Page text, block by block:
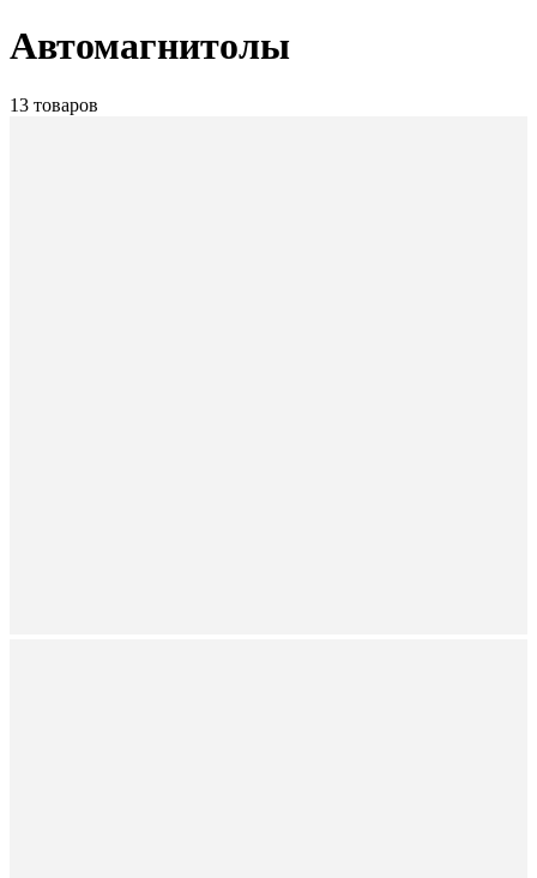
Автомагнитолы
13 товаров